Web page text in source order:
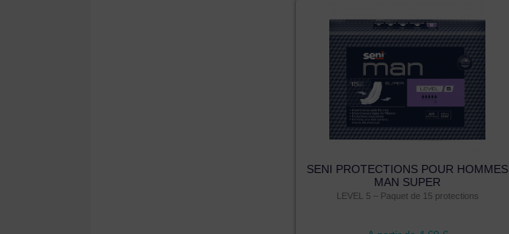
SENI PROTECTIONS POUR HOMMES
MAN SUPER
LEVEL 5 – Paquet de 15 protections